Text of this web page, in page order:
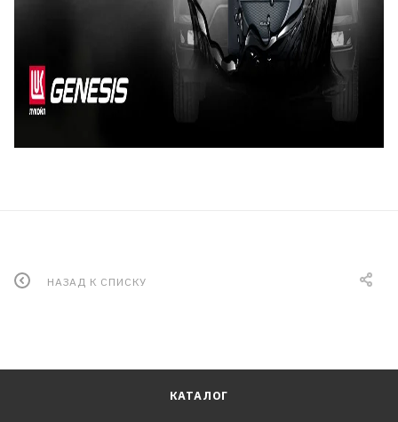
НАЗАД К СПИСКУ
КАТАЛОГ